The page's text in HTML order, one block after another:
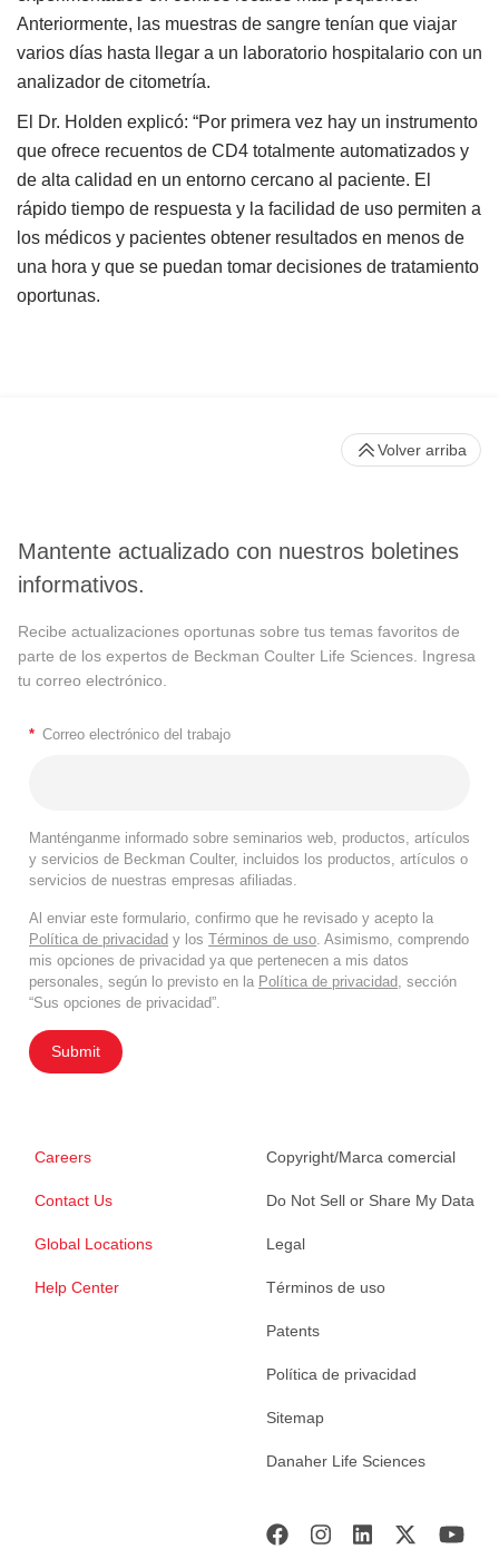
Anteriormente, las muestras de sangre tenían que viajar
varios días hasta llegar a un laboratorio hospitalario con un
analizador de citometría.
El Dr. Holden explicó: “Por primera vez hay un instrumento
que ofrece recuentos de CD4 totalmente automatizados y
de alta calidad en un entorno cercano al paciente. El
rápido tiempo de respuesta y la facilidad de uso permiten a
los médicos y pacientes obtener resultados en menos de
una hora y que se puedan tomar decisiones de tratamiento
oportunas.
Mantente actualizado con nuestros boletines
informativos.
Recibe actualizaciones oportunas sobre tus temas favoritos de
parte de los expertos de Beckman Coulter Life Sciences. Ingresa
tu correo electrónico.
* Correo electrónico del trabajo
Manténganme informado sobre seminarios web, productos, artículos
y servicios de Beckman Coulter, incluidos los productos, artículos o
servicios de nuestras empresas afiliadas.
Al enviar este formulario, confirmo que he revisado y acepto la
Política de privacidad y los Términos de uso. Asimismo, comprendo
mis opciones de privacidad ya que pertenecen a mis datos
personales, según lo previsto en la Política de privacidad, sección
“Sus opciones de privacidad”.
Submit
Careers
Contact Us
Global Locations
Help Center
Copyright/Marca comercial
Do Not Sell or Share My Data
Legal
Términos de uso
Patents
Política de privacidad
Sitemap
Danaher Life Sciences
Volver arriba